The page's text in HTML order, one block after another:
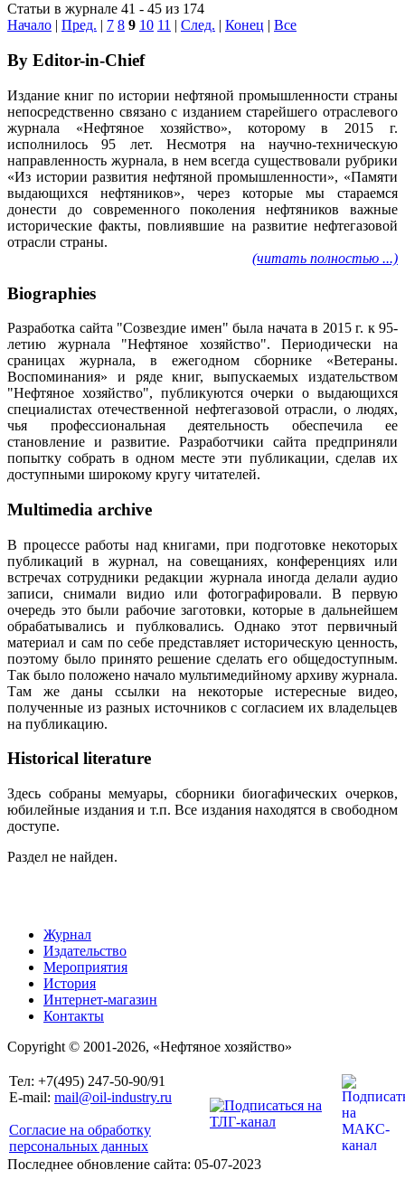
Статьи в журнале 41 - 45 из 174
Начало | Пред. | 7 8 9 10 11 | След. | Конец | Все
By Editor-in-Chief
Издание книг по истории нефтяной промышленности страны
непосредственно связано с изданием старейшего отраслевого
журнала «Нефтяное хозяйство», которому в 2015 г.
исполнилось 95 лет. Несмотря на научно-техническую
направленность журнала, в нем всегда существовали рубрики
«Из истории развития нефтяной промышленности», «Памяти
выдающихся нефтяников», через которые мы стараемся
донести до современного поколения нефтяников важные
исторические факты, повлиявшие на развитие нефтегазовой
отрасли страны.
(читать полностью ...)
Biographies
Разработка сайта "Созвездие имен" была начата в 2015 г. к 95-
летию журнала "Нефтяное хозяйство". Периодически на
сраницах журнала, в ежегодном сборнике «Ветераны.
Воспоминания» и ряде книг, выпускаемых издательством
"Нефтяное хозяйство", публикуются очерки о выдающихся
специалистах отечественной нефтегазовой отрасли, о людях,
чья профессиональная деятельность обеспечила ее
становление и развитие. Разработчики сайта предприняли
попытку собрать в одном месте эти публикации, сделав их
доступными широкому кругу читателей.
Multimedia archive
В процессе работы над книгами, при подготовке некоторых
публикаций в журнал, на совещаниях, конференциях или
встречах сотрудники редакции журнала иногда делали аудио
записи, снимали видио или фотографировали. В первую
очередь это были рабочие заготовки, которые в дальнейшем
обрабатывались и публковались. Однако этот первичный
материал и сам по себе представляет историческую ценность,
поэтому было принято решение сделать его общедоступным.
Так было положено начало мультимедийному архиву журнала.
Там же даны ссылки на некоторые истересные видео,
полученные из разных источников с согласием их владельцев
на публикацию.
Historical literature
Здесь собраны мемуары, сборники биогафических очерков,
юбилейные издания и т.п. Все издания находятся в свободном
доступе.
Раздел не найден.
Журнал
Издательство
Мероприятия
История
Интернет-магазин
Контакты
Copyright © 2001-2026, «Нефтяное хозяйство»
Тел: +7(495) 247-50-90/91
E-mail: mail@oil-industry.ru
Согласие на обработку
персональных данных
Последнее обновление сайта: 05-07-2023